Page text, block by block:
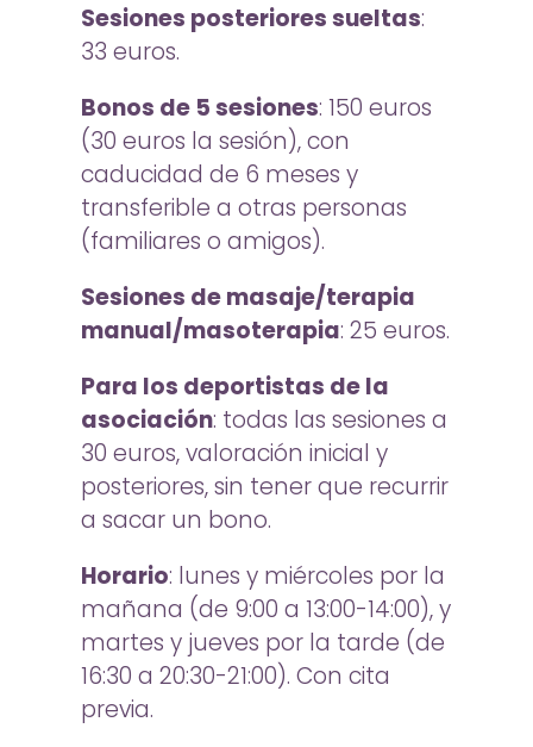
Sesiones posteriores sueltas:
33 euros.
Bonos de 5 sesiones: 150 euros
(30 euros la sesión), con
caducidad de 6 meses y
transferible a otras personas
(familiares o amigos).
Sesiones de masaje/terapia
manual/masoterapia: 25 euros.
Para los deportistas de la
asociación: todas las sesiones a
30 euros, valoración inicial y
posteriores, sin tener que recurrir
a sacar un bono.
Horario: lunes y miércoles por la
mañana (de 9:00 a 13:00-14:00), y
martes y jueves por la tarde (de
16:30 a 20:30-21:00). Con cita
previa.